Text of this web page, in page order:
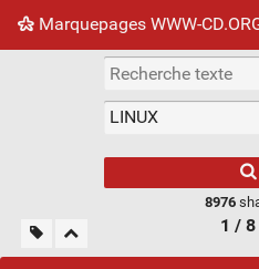
Marquepages WWW-
Nuage de tags Mur
8976
1 / 8